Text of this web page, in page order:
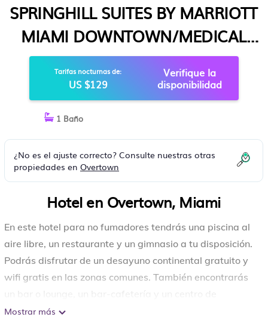
SPRINGHILL SUITES BY MARRIOTT
MIAMI DOWNTOWN/MEDICAL
CENTER | HOTEL EN MIAMI
Tarifas nocturnas de:
US $129
Verifique la
disponibilidad
1 Baño
¿No es el ajuste correcto? Consulte nuestras otras
propiedades en Overtown
Hotel en Overtown, Miami
En este hotel para no fumadores tendrás una piscina al
aire libre, un restaurante y un gimnasio a tu disposición.
Podrás disfrutar de un desayuno continental gratuito y
wifi gratis en las zonas comunes. También encontrarás
un bar o lounge, un bar-cafetería y un centro de
negocios disponible las 24 horas.
Mostrar más